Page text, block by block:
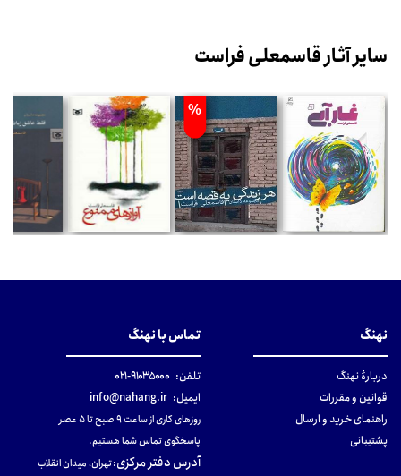
سایر آثار قاسمعلی فراست
%
نهنگ
دربارهٔ نهنگ
قوانین و مقررات
راهنمای خرید و ارسال
پشتیبانی
تماس با نهنگ
تلفن: ۹۱۰۳۵۰۰۰-۰۲۱
ایمیل: info@nahang.ir
روزهای کاری از ساعت ۹ صبح تا ۵ عصر
پاسخگوی تماس شما هستیم.
آدرس دفتر مرکزی:تهران، میدان انقلاب